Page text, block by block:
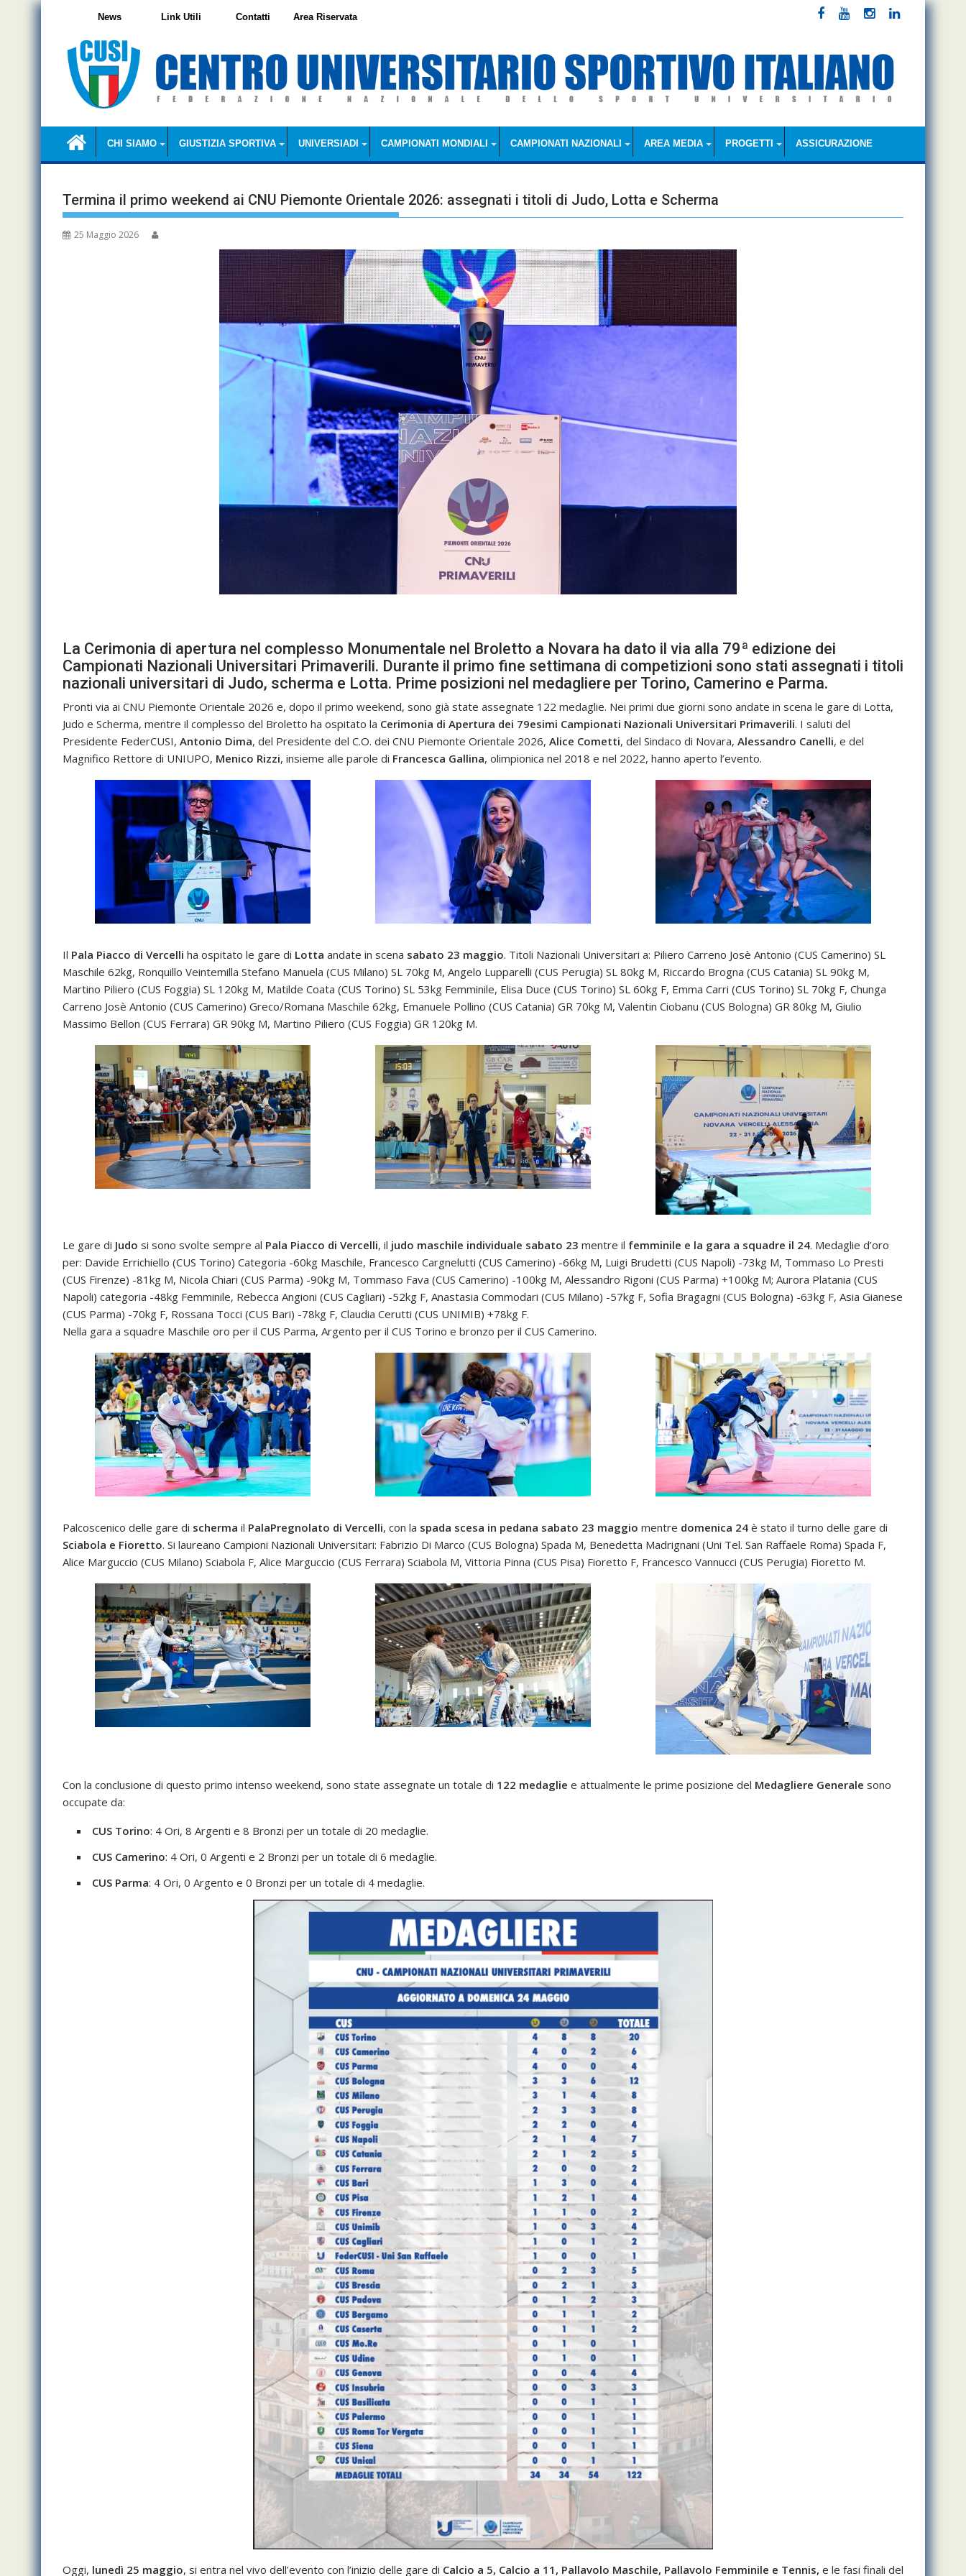
Skip
CHI SIAMO GIUSTIZIA SPORTIVA UNIVERSIADI CAMPIONATI MONDIALI CAMPIONATI NAZIONALI AREA MEDIA PROGETTI ASSICURAZIONE
News Link Utili Contatti Area Riservata
Termina il primo weekend ai CNU Piemonte Orientale 2026: assegnati i titoli di Judo, Lotta e Scherma
25 Maggio 2026
La Cerimonia di apertura nel complesso Monumentale nel Broletto a Novara ha dato il via alla 79ª edizione dei
Campionati Nazionali Universitari Primaverili. Durante il primo fine settimana di competizioni sono stati assegnati i titoli
nazionali universitari di Judo, scherma e Lotta. Prime posizioni nel medagliere per Torino, Camerino e Parma.
Pronti via ai CNU Piemonte Orientale 2026 e, dopo il primo weekend, sono già state assegnate 122 medaglie. Nei primi due giorni sono andate in scena le gare di Lotta,
Judo e Scherma, mentre il complesso del Broletto ha ospitato la Cerimonia di Apertura dei 79esimi Campionati Nazionali Universitari Primaverili. I saluti del
Presidente FederCUSI, Antonio Dima, del Presidente del C.O. dei CNU Piemonte Orientale 2026, Alice Cometti, del Sindaco di Novara, Alessandro Canelli, e del
Magnifico Rettore di UNIUPO, Menico Rizzi, insieme alle parole di Francesca Gallina, olimpionica nel 2018 e nel 2022, hanno aperto l’evento.
Il Pala Piacco di Vercelli ha ospitato le gare di Lotta andate in scena sabato 23 maggio. Titoli Nazionali Universitari a: Piliero Carreno Josè Antonio (CUS Camerino) SL
Maschile 62kg, Ronquillo Veintemilla Stefano Manuela (CUS Milano) SL 70kg M, Angelo Lupparelli (CUS Perugia) SL 80kg M, Riccardo Brogna (CUS Catania) SL 90kg M,
Martino Piliero (CUS Foggia) SL 120kg M, Matilde Coata (CUS Torino) SL 53kg Femminile, Elisa Duce (CUS Torino) SL 60kg F, Emma Carri (CUS Torino) SL 70kg F, Chunga
Carreno Josè Antonio (CUS Camerino) Greco/Romana Maschile 62kg, Emanuele Pollino (CUS Catania) GR 70kg M, Valentin Ciobanu (CUS Bologna) GR 80kg M, Giulio
Massimo Bellon (CUS Ferrara) GR 90kg M, Martino Piliero (CUS Foggia) GR 120kg M.
Le gare di Judo si sono svolte sempre al Pala Piacco di Vercelli, il judo maschile individuale sabato 23 mentre il femminile e la gara a squadre il 24. Medaglie d’oro
per: Davide Errichiello (CUS Torino) Categoria -60kg Maschile, Francesco Cargnelutti (CUS Camerino) -66kg M, Luigi Brudetti (CUS Napoli) -73kg M, Tommaso Lo Presti
(CUS Firenze) -81kg M, Nicola Chiari (CUS Parma) -90kg M, Tommaso Fava (CUS Camerino) -100kg M, Alessandro Rigoni (CUS Parma) +100kg M; Aurora Platania (CUS
Napoli) categoria -48kg Femminile, Rebecca Angioni (CUS Cagliari) -52kg F, Anastasia Commodari (CUS Milano) -57kg F, Sofia Bragagni (CUS Bologna) -63kg F, Asia Gianese
(CUS Parma) -70kg F, Rossana Tocci (CUS Bari) -78kg F, Claudia Cerutti (CUS UNIMIB) +78kg F.
Nella gara a squadre Maschile oro per il CUS Parma, Argento per il CUS Torino e bronzo per il CUS Camerino.
Palcoscenico delle gare di scherma il PalaPregnolato di Vercelli, con la spada scesa in pedana sabato 23 maggio mentre domenica 24 è stato il turno delle gare di
Sciabola e Fioretto. Si laureano Campioni Nazionali Universitari: Fabrizio Di Marco (CUS Bologna) Spada M, Benedetta Madrignani (Uni Tel. San Raffaele Roma) Spada F,
Alice Marguccio (CUS Milano) Sciabola F, Alice Marguccio (CUS Ferrara) Sciabola M, Vittoria Pinna (CUS Pisa) Fioretto F, Francesco Vannucci (CUS Perugia) Fioretto M.
Con la conclusione di questo primo intenso weekend, sono state assegnate un totale di 122 medaglie e attualmente le prime posizione del Medagliere Generale sono
occupate da:
CUS Torino: 4 Ori, 8 Argenti e 8 Bronzi per un totale di 20 medaglie.
CUS Camerino: 4 Ori, 0 Argenti e 2 Bronzi per un totale di 6 medaglie.
CUS Parma: 4 Ori, 0 Argento e 0 Bronzi per un totale di 4 medaglie.
Oggi, lunedì 25 maggio, si entra nel vivo dell’evento con l’inizio delle gare di Calcio a 5, Calcio a 11, Pallavolo Maschile, Pallavolo Femminile e Tennis, e le fasi finali del